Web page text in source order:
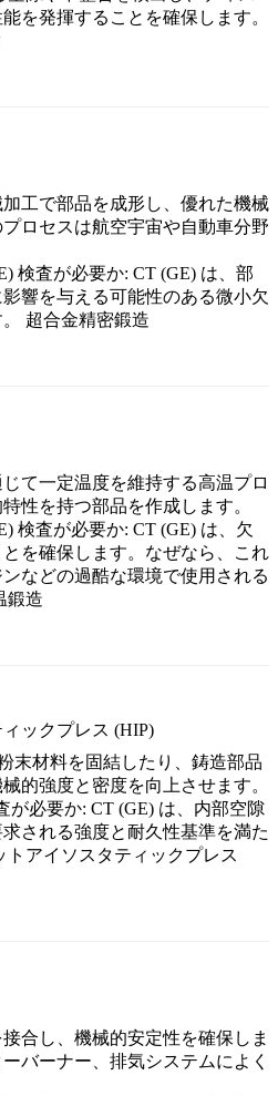
を発揮することを確保します。
工で部品を成形し、優れた機械
ロセスは航空宇宙や自動車分野
検査が必要か: CT (GE) は、部
響を与える可能性のある微小欠
超合金精密鍛造
て一定温度を維持する高温プロ
性を持つ部品を作成します。
検査が必要か: CT (GE) は、欠
を確保します。なぜなら、これ
などの過酷な環境で使用される
鍛造
ックプレス (HIP)
末材料を固結したり、鋳造部品
的強度と密度を向上させます。
が必要か: CT (GE) は、内部空隙
される強度と耐久性基準を満た
トアイソスタティックプレス
合し、機械的安定性を確保しま
バーナー、排気システムによく